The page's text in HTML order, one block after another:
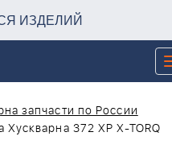
ИЗДЕЛИЙ
запчасти по России
372 XP X-TORQ